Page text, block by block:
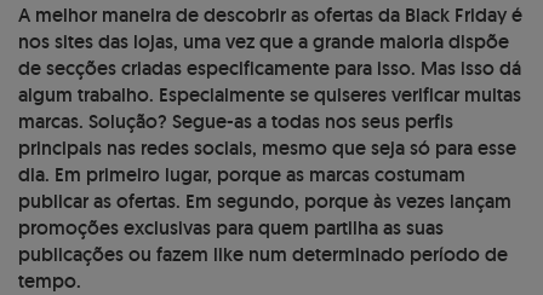
A melhor maneira de descobrir as ofertas da Black Friday é
nos sites das lojas, uma vez que a grande maioria dispõe
de secções criadas especificamente para isso. Mas isso dá
algum trabalho. Especialmente se quiseres verificar muitas
marcas. Solução? Segue-as a todas nos seus perfis
principais nas redes sociais, mesmo que seja só para esse
dia. Em primeiro lugar, porque as marcas costumam
publicar as ofertas. Em segundo, porque às vezes lançam
promoções exclusivas para quem partilha as suas
publicações ou fazem like num determinado período de
tempo.